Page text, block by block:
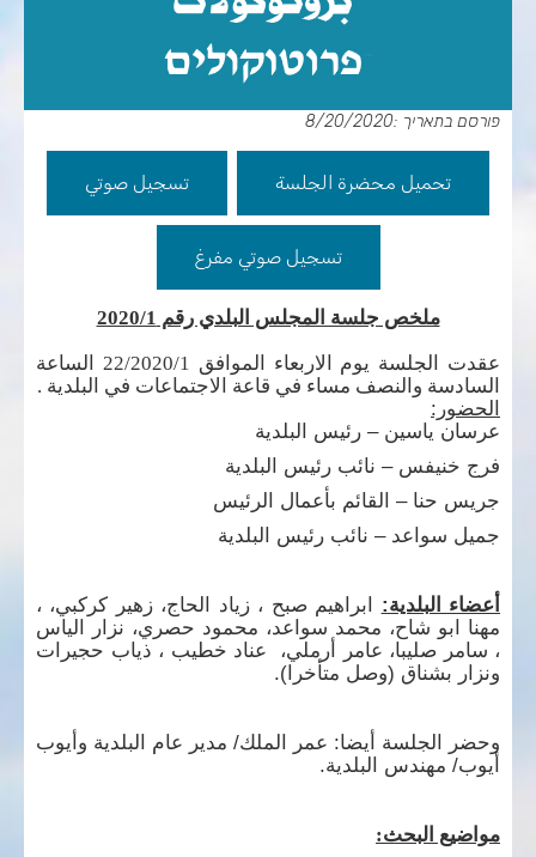
פורסם בתאריך :8/20/2020
تحميل محضرة الجلسة تسجيل صوتي
تسجيل صوتي مفرغ
ملخص جلسة المجلس البلدي رقم 2020/1
عقدت الجلسة يوم الاربعاء الموافق 2020/1/
22
الساعة
السادسة والنصف مساء في قاعة الاجتماعات في البلدية .
الحضور:
عرسان ياسين – رئيس البلدية
فرج خنيفس – نائب رئيس البلدية
جريس حنا – القائم بأعمال الرئيس
جميل سواعد – نائب رئيس البلدية
أعضاء البلدية:
ابراهيم صبح ، زياد الحاج، زهير كركبي، ،
مهنا ابو شاح، محمد سواعد، محمود حصري، نزار الياس
، سامر صليبا، عامر أرملي، عناد خطيب ، ذياب حجيرات
ونزار بشناق (وصل متأخرا).
وحضر الجلسة أيضا: عمر الملك/ مدير عام البلدية وأيوب
أيوب/ مهندس البلدية.
مواضيع البحث: